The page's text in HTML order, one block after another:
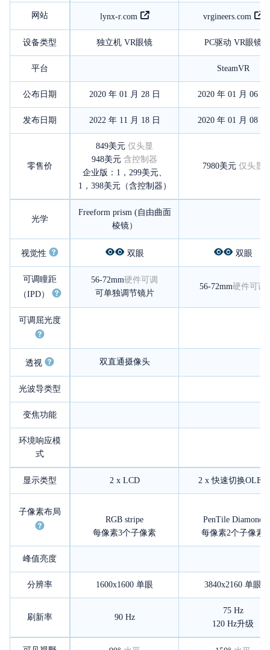
网站 lynx-r.com vrgineers.com
设备类型 独立机 VR眼镜 PC驱动 VR眼镜
平台 SteamVR
公布日期 2020 年 01 月 28 日 2020 年 01 月 06 日
发布日期 2022 年 11 月 18 日 2020 年 01 月 08 日
零售价
849美元 仅头显
948美元 含控制器
企业版：1，299美元、
1，398美元（含控制器）
7980美元 仅头显
光学
Freeform prism (自由曲面
棱镜）
视觉性 双眼 双眼
可调瞳距
（IPD）
56-72mm硬件可调
可单独调节镜片
56-72mm硬件可调
可调屈光度
透视 双直通摄像头
光波导类型
变焦功能
环境响应模
式
显示类型 2 x LCD 2 x 快速切换OLED
子像素布局
RGB stripe
每像素3个子像素
PenTile Diamond
每像素2个子像素
峰值亮度
分辨率 1600x1600 单眼 3840x2160 单眼
刷新率 90 Hz
75 Hz
120 Hz升级